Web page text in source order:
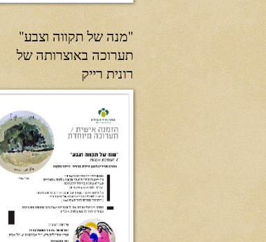
"מנה של תקווה וצבע"
תערוכה באוצרותה של
רונית רייק